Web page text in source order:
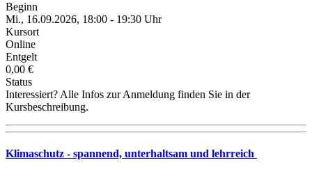
Beginn
Mi., 16.09.2026, 18:00 - 19:30 Uhr
Kursort
Online
Entgelt
0,00 €
Status
Interessiert? Alle Infos zur Anmeldung finden Sie in der
Kursbeschreibung.
Klimaschutz - spannend, unterhaltsam und lehrreich